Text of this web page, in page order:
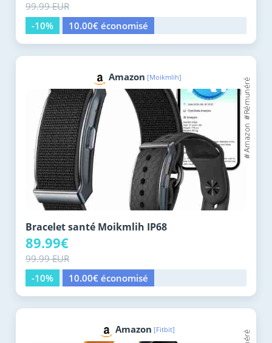
99.99 EUR
-10%
10.00€ économisé
Amazon [Moikmlih]
Bracelet santé Moikmlih IP68
89.99€
99.99 EUR
-10%
10.00€ économisé
Amazon [Fitbit]